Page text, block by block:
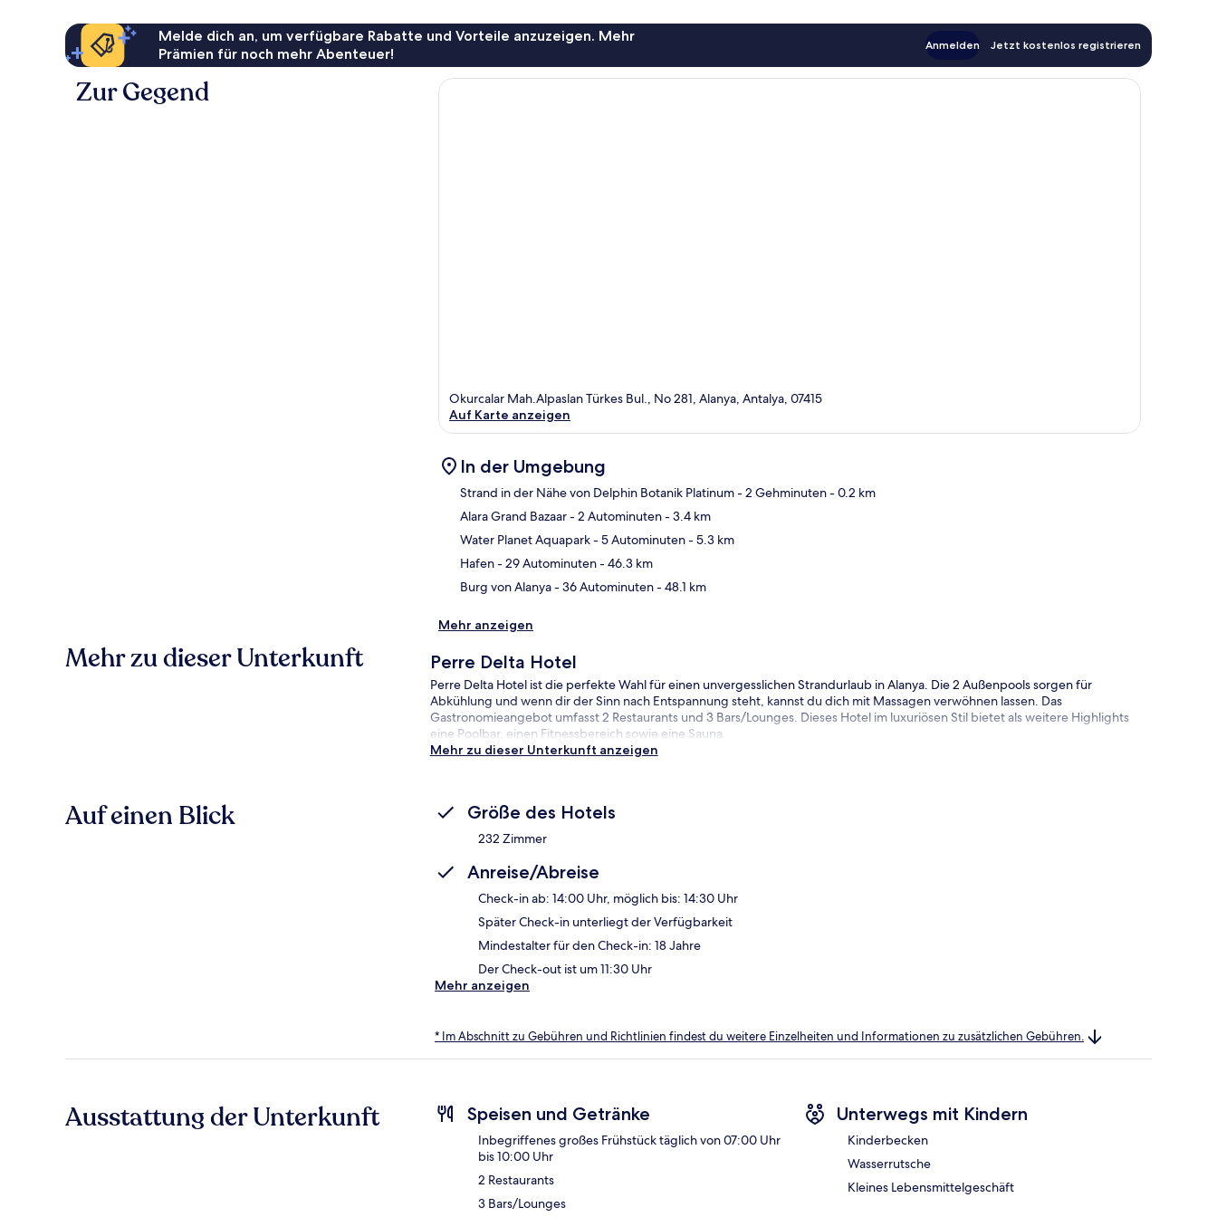
Melde dich an, um verfügbare Rabatte und Vorteile anzuzeigen. Mehr
Prämien für noch mehr Abenteuer!
Anmelden Jetzt kostenlos registrieren
Zur Gegend
Okurcalar Mah.Alpaslan Türkes Bul., No 281, Alanya, Antalya, 07415
Auf Karte anzeigen
In der Umgebung
Strand in der Nähe von Delphin Botanik Platinum- 2 Gehminuten- 0.2 km
Alara Grand Bazaar- 2 Autominuten- 3.4 km
Water Planet Aquapark- 5 Autominuten- 5.3 km
Hafen- 29 Autominuten- 46.3 km
Burg von Alanya- 36 Autominuten- 48.1 km
Mehr anzeigen
Mehr zu dieser Unterkunft Perre Delta Hotel
Perre Delta Hotel ist die perfekte Wahl für einen unvergesslichen Strandurlaub in Alanya. Die 2 Außenpools sorgen für
Abkühlung und wenn dir der Sinn nach Entspannung steht, kannst du dich mit Massagen verwöhnen lassen. Das
Gastronomieangebot umfasst 2 Restaurants und 3 Bars/Lounges. Dieses Hotel im luxuriösen Stil bietet als weitere Highlights
eine Poolbar, einen Fitnessbereich sowie eine Sauna.
Mehr zu dieser Unterkunft anzeigen
Auf einen Blick Größe des Hotels
232 Zimmer
Anreise/Abreise
Check-in ab: 14:00 Uhr, möglich bis: 14:30 Uhr
Später Check-in unterliegt der Verfügbarkeit
Mindestalter für den Check-in: 18 Jahre
Der Check-out ist um 11:30 Uhr
Mehr anzeigen
* Im Abschnitt zu Gebühren und Richtlinien findest du weitere Einzelheiten und Informationen zu zusätzlichen Gebühren.
Ausstattung der Unterkunft Speisen und Getränke
Inbegriffenes großes Frühstück täglich von 07:00 Uhr
bis 10:00 Uhr
2 Restaurants
3 Bars/Lounges
Unterwegs mit Kindern
Kinderbecken
Wasserrutsche
Kleines Lebensmittelgeschäft